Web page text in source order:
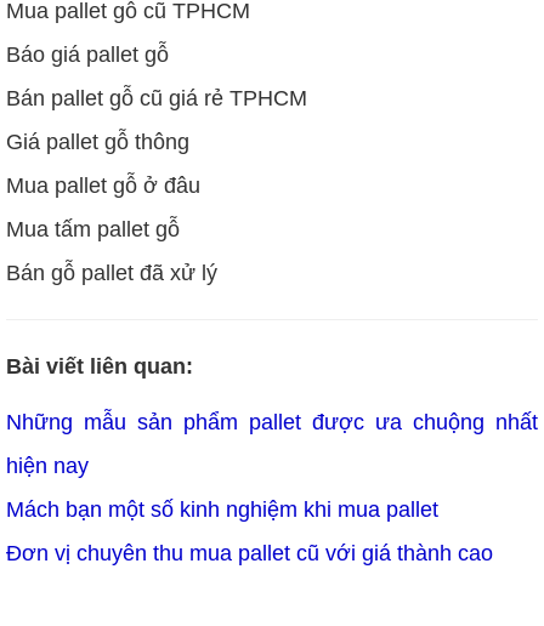
Mua pallet gỗ cũ TPHCM
Báo giá pallet gỗ
Bán pallet gỗ cũ giá rẻ TPHCM
Giá pallet gỗ thông
Mua pallet gỗ ở đâu
Mua tấm pallet gỗ
Bán gỗ pallet đã xử lý
Bài viết liên quan:
Những mẫu sản phẩm pallet được ưa chuộng nhất
hiện nay
Mách bạn một số kinh nghiệm khi mua pallet
Đơn vị chuyên thu mua pallet cũ với giá thành cao